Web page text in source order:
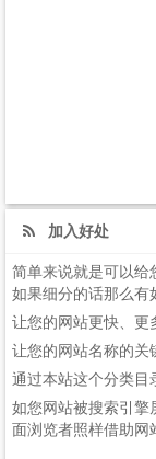
加入好处
简单来说就是可以给
如果细分的话那么有
让您的网站更快、更
让您的网站名称的关
通过本站这个分类目
如您网站被搜索引擎
面浏览者照样借助网